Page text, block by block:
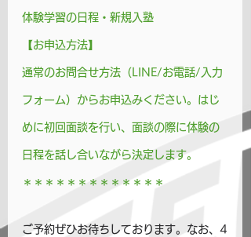
体験学習の日程・新規入塾
【お申込方法】
通常のお問合せ方法（LINE/お電話/入力
フォーム）からお申込みください。はじ
めに初回面談を行い、面談の際に体験の
日程を話し合いながら決定します。
＊＊＊＊＊＊＊＊＊＊＊＊＊
ご予約ぜひお待ちしております。なお、4